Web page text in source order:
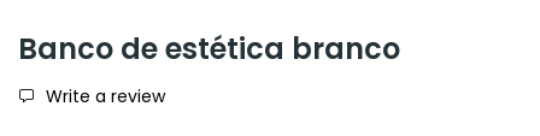
Banco de estética branco
Write a review